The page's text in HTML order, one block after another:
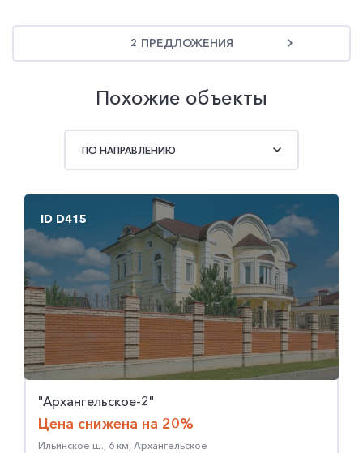
2 ПРЕДЛОЖЕНИЯ
Похожие объекты
ПО НАПРАВЛЕНИЮ
ID D447
"Прозорово"
Ильинское ш., 15 км, Бузланово
ID D1791
"Пансионат Петрово-Дальнее"
Квартира
Ильинское ш., 14 км, Петрово-Дальнее